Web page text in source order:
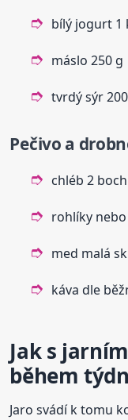
bílý jogurt 1
máslo 250 g
tvrdý sýr
Pečivo a
chléb 2
rohlíky
med malá
káva dle
Jak s
během
Jaro svádí k tomu